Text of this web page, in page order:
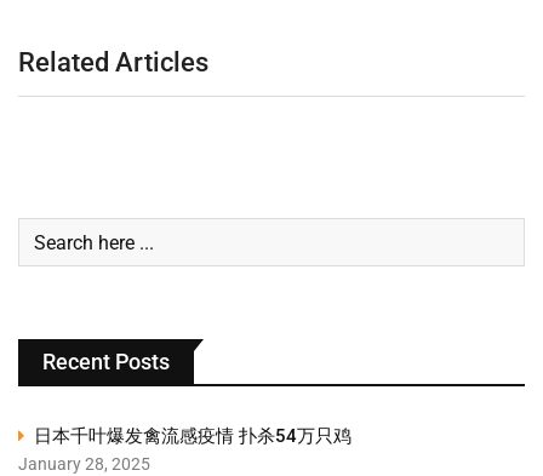
Related Articles
Recent Posts
日本千叶爆发禽流感疫情 扑杀54万只鸡
January 28, 2025